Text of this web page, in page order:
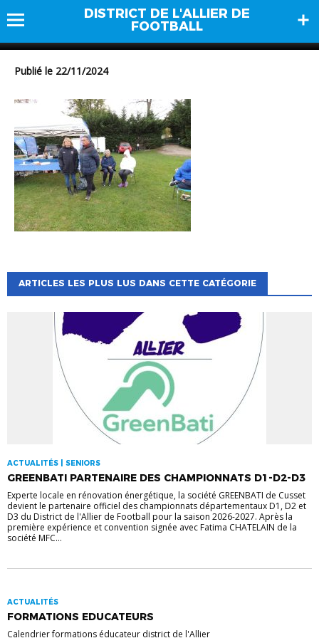
DISTRICT DE L'ALLIER DE
FOOTBALL
DSCN0721
Publié le 22/11/2024
ARTICLES LES PLUS LUS DANS CETTE CATÉGORIE
ACTUALITÉS | SENIORS
GREENBATI PARTENAIRE DES CHAMPIONNATS D1-D2-D3
Experte locale en rénovation énergétique, la société GREENBATI de Cusset
devient le partenaire officiel des championnats départementaux D1, D2 et
D3 du District de l'Allier de Football pour la saison 2026-2027. Après la
première expérience et convention signée avec Fatima CHATELAIN de la
société MFC...
ACTUALITÉS
FORMATIONS EDUCATEURS
Calendrier formations éducateur district de l'Allier